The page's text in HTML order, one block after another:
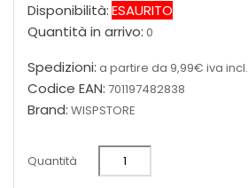
Disponibilità:ESAURITO
Quantità in arrivo: 0
Spedizioni: a partire da 9,99€ iva incl.
Codice EAN: 701197482838
Brand: WISPSTORE
Quantità